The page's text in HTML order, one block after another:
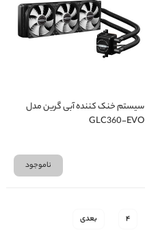
سیستم خنک کننده آبی گرین مدل
GLC360-EVO
ناموجود
4 بعدی